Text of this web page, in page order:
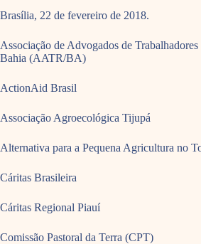
Brasília, 22 de fevereiro de 2018.
Associação de Advogados de
Bahia (AATR/BA)
ActionAid Brasil
Associação Agroecológica Tijupá
Alternativa para a Pequena Agricultura no
Cáritas Brasileira
Cáritas Regional Piauí
Comissão Pastoral da Terra (CPT)